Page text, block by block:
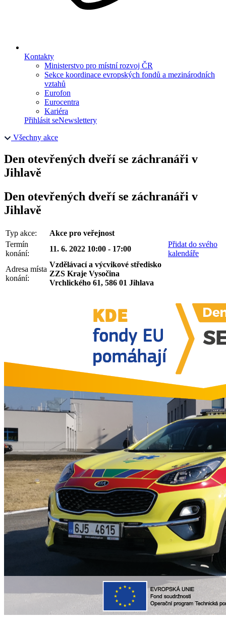
Kontakty
Ministerstvo pro místní rozvoj ČR
Sekce koordinace evropských fondů a mezinárodních
vztahů
Eurofon
Eurocentra
Kariéra
Přihlásit seNewslettery
Všechny akce
Den otevřených dveří se záchranáři v
Jihlavě
Den otevřených dveří se záchranáři v
Jihlavě
Typ akce:
Akce pro veřejnost
Termín
konání:
11. 6. 2022 10:00 - 17:00
Přidat do svého
kalendáře
Adresa místa
konání:
Vzdělávací a výcvikové středisko
ZZS Kraje Vysočina
Vrchlického 61, 586 01 Jihlava